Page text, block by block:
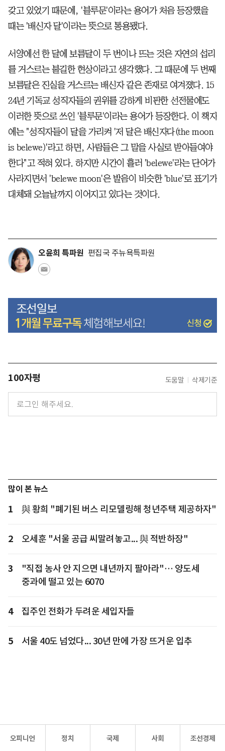
갖고 있었기 때문에, '블루문'이라는 용어가 처음 등장했을
때는 '배신자 달'이라는 뜻으로 통용됐다.
서양에선 한 달에 보름달이 두 번이나 뜨는 것은 자연의 섭리
를 거스르는 불길한 현상이라고 생각했다. 그 때문에 두 번째
보름달은 진실을 거스르는 배신자 같은 존재로 여겨졌다. 15
24년 기독교 성직자들의 권위를 강하게 비판한 선전물에도
이러한 뜻으로 쓰인 '블루문'이라는 용어가 등장한다. 이 책자
에는 "성직자들이 달을 가리켜 '저 달은 배신자다(the moon
is belewe)'라고 하면, 사람들은 그 말을 사실로 받아들여야
한다"고 적혀 있다. 하지만 시간이 흘러 'belewe'라는 단어가
사라지면서 'belewe moon'은 발음이 비슷한 'blue'로 표기가
대체돼 오늘날까지 이어지고 있다는 것이다.
오윤희 특파원 편집국 주뉴욕특파원
100자평 도움말 삭제기준
많이 본 뉴스
1 與 황희 "폐기된 버스 리모델링해 청년주택 제공하자"
2 오세훈 "서울 공급 씨말려놓고... 與 적반하장"
3
"직접 농사 안 지으면 내년까지 팔아라"… 양도세
중과에 떨고 있는 6070
4 집주인 전화가 두려운 세입자들
5 서울 40도 넘었다... 30년 만에 가장 뜨거운 입추
오피니언 정치 국제 사회 조선경제